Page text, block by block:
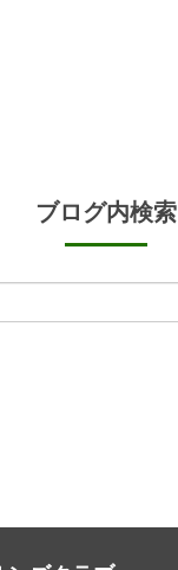
ブログ内検索